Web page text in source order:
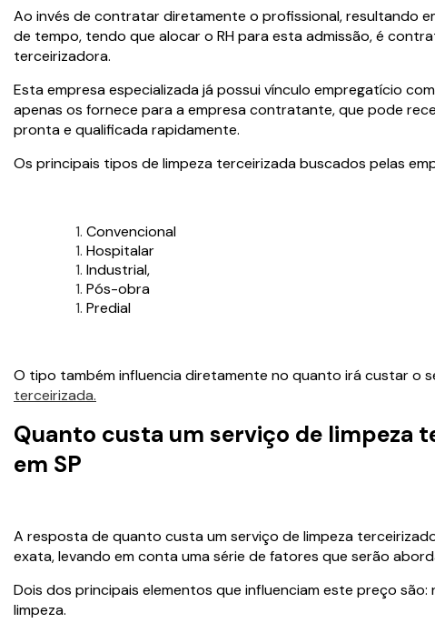
Ao invés de contratar diretamente o profissional, resultando
de tempo, tendo que alocar o RH para esta admissão, é
terceirizadora.
Esta empresa especializada já possui vínculo empregatício
apenas os fornece para a empresa contratante, que pode
pronta e qualificada rapidamente.
Os principais tipos de limpeza terceirizada buscados pelas
Convencional
Hospitalar
Industrial,
Pós-obra
Predial
O tipo também influencia diretamente no quanto irá custar o
terceirizada.
Quanto custa um serviço de limpeza
em SP
A resposta de quanto custa um serviço de limpeza
exata, levando em conta uma série de fatores que serão
Dois dos principais elementos que influenciam este preço são:
limpeza.